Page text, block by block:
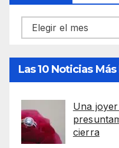
Archivos
Las 10 Noticias
Una
cierra